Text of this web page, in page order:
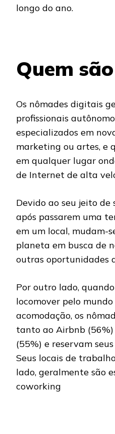
longo do ano.
Quem são
Os nômades digitais
profissionais
especializados em
marketing ou artes, e
em qualquer lugar
de Internet de alta
Devido ao seu jeito de
após passarem uma
em um local, mudam-
planeta em busca de
outras oportunidades
Por outro lado,
locomover pelo
acomodação, os
tanto ao Airbnb (56%)
(55%) e reservam
Seus locais de
lado, geralmente são
coworking